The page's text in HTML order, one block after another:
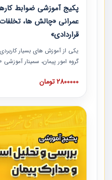
پکیج آموزشی ضوابط
عمرانی «چالش ها،
قراردادی»
یکی از آموزش‏‏‏‏‏‏ های بسیار
گروه امور پیمان، سمینار
های عمرانی» چالش ها،
است که در محل سندیکای شرکت
مدارک پیمان به همراه
2800000 تومان